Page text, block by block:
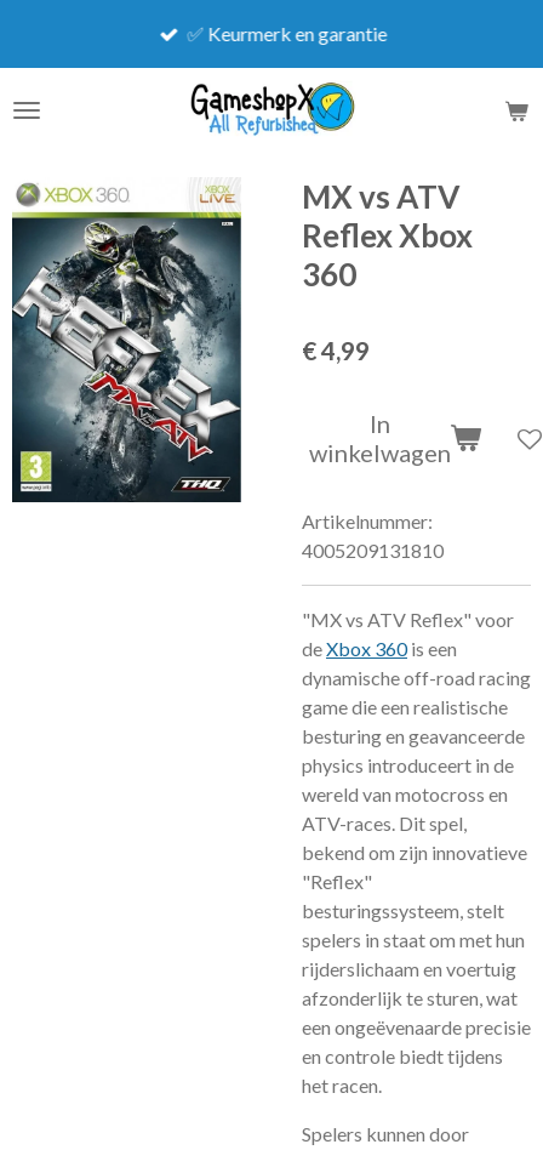
de
✅ Keurmerk en garantie
MX vs ATV
Reflex Xbox
360
€ 4,99
In
winkelwagen
Artikelnummer:
4005209131810
"MX vs ATV Reflex" voor
deXbox 360is een
dynamische off-road racing
game die een realistische
besturing en geavanceerde
physics introduceert in de
wereld van motocross en
ATV-races. Dit spel,
bekend om zijn innovatieve
"Reflex"
besturingssysteem, stelt
spelers in staat om met hun
rijderslichaam en voertuig
afzonderlijk te sturen, wat
een ongeëvenaarde precisie
en controle biedt tijdens
het racen.
Spelers kunnen door